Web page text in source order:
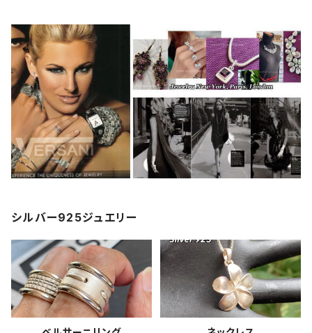
シルバー925ジュエリー